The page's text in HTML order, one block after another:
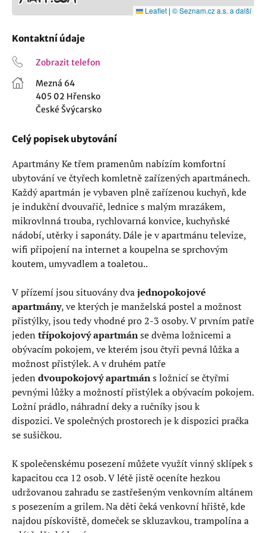
Leaflet | © Seznam.cz a.s. a další
Celý popisek ubytování
Apartmány Ke třem pramenům nabízím komfortní
ubytování ve čtyřech komletně zařízených apartmánech.
Každý apartmán je vybaven plně zařízenou kuchyň, kde
je indukční dvouvařič, lednice s malým mrazákem,
mikrovlnná trouba, rychlovarná konvice, kuchyňské
nádobí, utěrky i saponáty. Dále je v apartmánu televize,
wifi připojení na internet a koupelna se sprchovým
koutem, umyvadlem a toaletou..
V přízemí jsou situovány dvajednopokojové
apartmány, ve kterých je manželská postel a možnost
přistýlky, jsou tedy vhodné pro 2-3 osoby. V prvním patře
jeden třípokojový apartmánse dvěma ložnicemi a
obývacím pokojem, ve kterém jsou čtyři pevná lůžka a
možnost přistýlek. A v druhém patře
jeden dvoupokojový apartmáns ložnicí se čtyřmi
pevnými lůžky a možností přistýlek a obývacím pokojem.
Ložní prádlo, náhradní deky a ručníky jsou k
dispozici. Ve společných prostorech je k dispozici pračka
se sušičkou.
K společenskému posezení můžete využít vinný sklípek s
kapacitou cca 12 osob. V létě jistě oceníte hezkou
udržovanou zahradu se zastřešeným venkovním altánem
s posezením a grilem. Na děti čeká venkovní hřiště, kde
najdou pískoviště, domeček se skluzavkou, trampolína a
Kontaktní údaje
Zobrazit telefon
Mezná 64
405 02 Hřensko
České Švýcarsko